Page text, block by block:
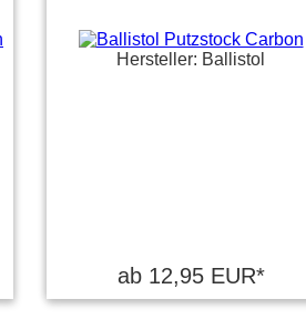
Hersteller: Ballistol
ab 12,95 EUR*